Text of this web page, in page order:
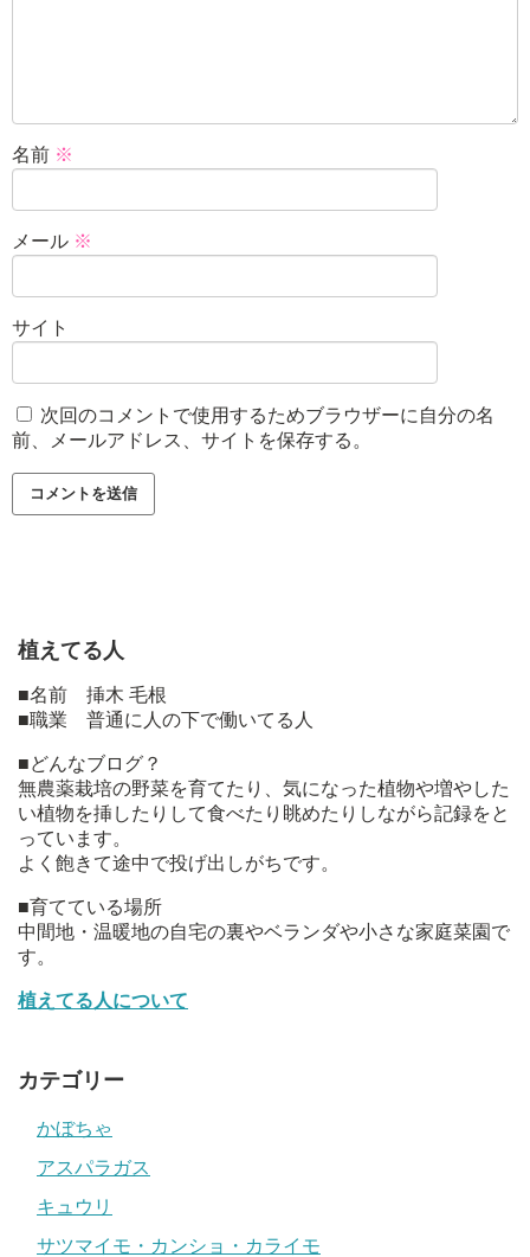
名前 ※
メール ※
サイト
次回のコメントで使用するためブラウザーに自分の名
前、メールアドレス、サイトを保存する。
植えてる人
■名前 挿木 毛根
■職業 普通に人の下で働いてる人
■どんなブログ？
無農薬栽培の野菜を育てたり、気になった植物や増やした
い植物を挿したりして食べたり眺めたりしながら記録をと
っています。
よく飽きて途中で投げ出しがちです。
■育てている場所
中間地・温暖地の自宅の裏やベランダや小さな家庭菜園で
す。
植えてる人について
カテゴリー
かぼちゃ
アスパラガス
キュウリ
サツマイモ・カンショ・カライモ